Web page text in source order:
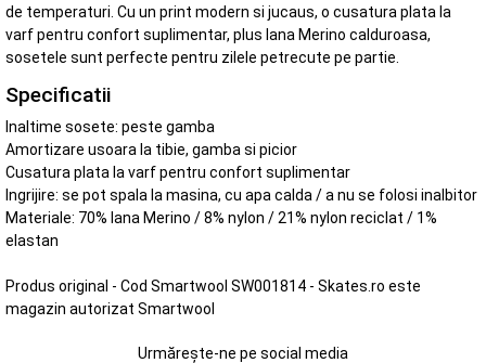
de temperaturi. Cu un print modern si jucaus, o cusatura plata la
varf pentru confort suplimentar, plus lana Merino calduroasa,
sosetele sunt perfecte pentru zilele petrecute pe partie.
Specificatii
Inaltime sosete: peste gamba
Amortizare usoara la tibie, gamba si picior
Cusatura plata la varf pentru confort suplimentar
Ingrijire: se pot spala la masina, cu apa calda / a nu se folosi inalbitor
Materiale: 70% lana Merino / 8% nylon / 21% nylon reciclat / 1%
elastan
Produs original - Cod Smartwool SW001814 - Skates.ro este
magazin autorizat Smartwool
Urmărește-ne pe social media